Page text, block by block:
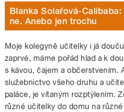
Blanka Solařová-Calibaba:
ne. Anebo jen trochu
Moje kolegyně učitelky i já
zaprvé, máme pořád hlad a k
s kávou, čajem a občerstvením.
služebnictvo všeho druhu a
paláce, je vítaným rozptýlením.
různé učitelky do domu na